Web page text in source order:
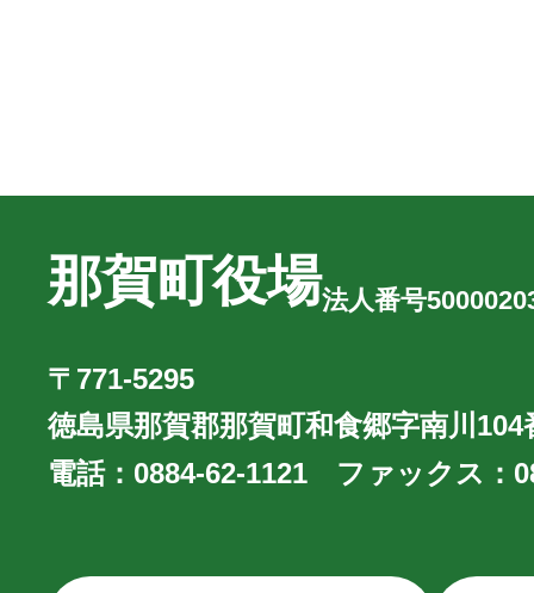
那賀町役場法人番号
〒771-5295
徳島県那賀郡那賀町和食郷字南川104
電話： 0884-62-1121 ファックス：